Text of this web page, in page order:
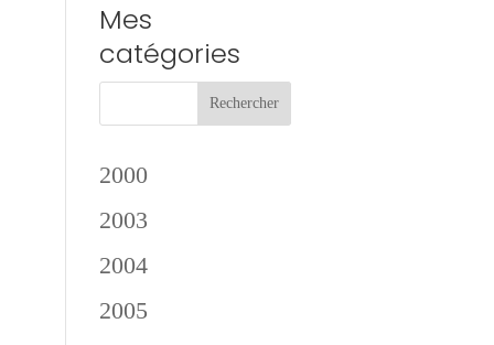
Mes
catégories
2000
2003
2004
2005